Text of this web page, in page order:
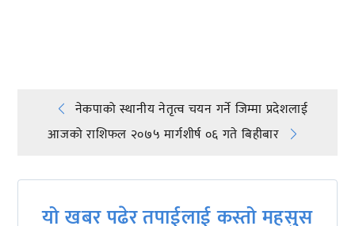
Post
navigation
नेकपाको स्थानीय नेतृत्व चयन गर्ने जिम्मा प्रदेशलाई
आजको राशिफल २०७५ मार्गशीर्ष ०६ गते बिहीबार
यो खबर पढेर तपाईलाई कस्तो महसुस